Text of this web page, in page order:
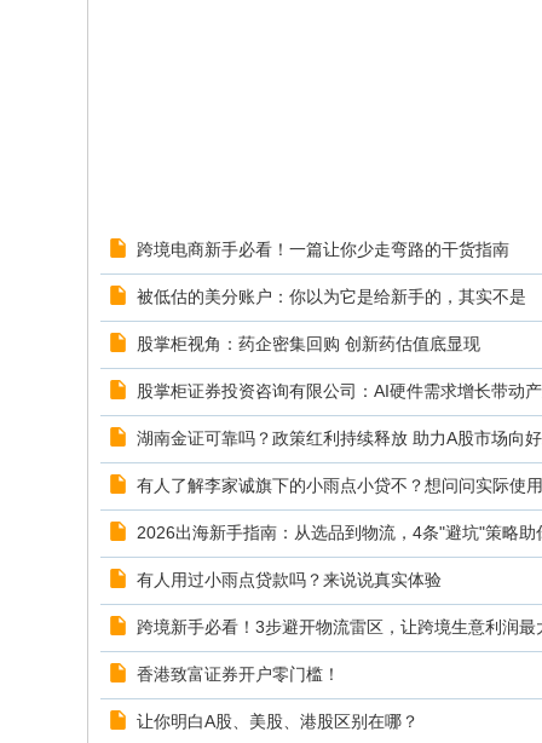
跨境电商新手必看！一篇让你少走弯路的干货指南
被低估的美分账户：你以为它是给新手的，其实不是
股掌柜视角：药企密集回购 创新药估值底显现
股掌柜证券投资咨询有限公司：AI硬件需求增长带动
湖南金证可靠吗？政策红利持续释放 助力A股市场向
有人了解李家诚旗下的小雨点小贷不？想问问实际使
2026出海新手指南：从选品到物流，4条"避坑"策略助
有人用过小雨点贷款吗？来说说真实体验
跨境新手必看！3步避开物流雷区，让跨境生意利润最
香港致富证券开户零门槛！
让你明白A股、美股、港股区别在哪？